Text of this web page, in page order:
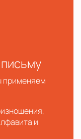
применяем
и